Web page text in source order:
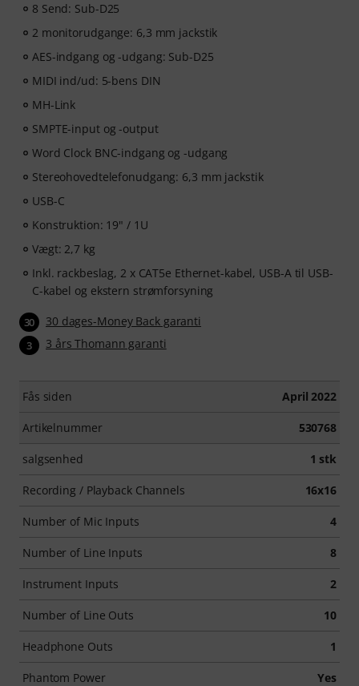
8 Send: Sub-D25
2 monitorudgange: 6,3 mm jackstik
AES-indgang og -udgang: Sub-D25
MIDI ind/ud: 5-bens DIN
MH-Link
SMPTE-input og -output
Word Clock BNC-indgang og -udgang
Stereohovedtelefonudgang: 6,3 mm jackstik
USB-C
Konstruktion: 19" / 1U
Vægt: 2,7 kg
Inkl. rackbeslag, 2 x CAT5e Ethernet-kabel, USB-A til USB-
C-kabel og ekstern strømforsyning
30 30 dages-Money Back garanti
3 3 års Thomann garanti
Fås siden April 2022
Artikelnummer 530768
salgsenhed 1 stk
Recording / Playback Channels 16x16
Number of Mic Inputs 4
Number of Line Inputs 8
Instrument Inputs 2
Number of Line Outs 10
Headphone Outs 1
Phantom Power Yes